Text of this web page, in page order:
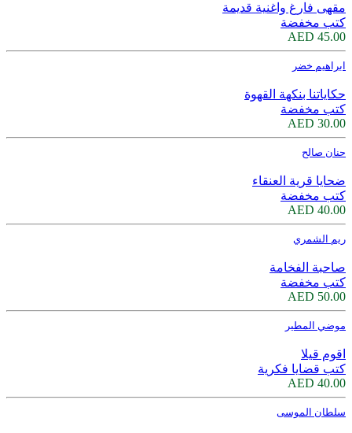
مقهى فارغ واغنية قديمة
كتب مخفضة
45.00 AED
ابراهيم خضر
حكاياتنا بنكهة القهوة
كتب مخفضة
30.00 AED
حنان صالح
ضحايا قرية العنقاء
كتب مخفضة
40.00 AED
ريم الشمري
صاحبة الفخامة
كتب مخفضة
50.00 AED
موضي المطير
اقوم قيلا
كتب قضايا فكرية
40.00 AED
سلطان الموسى